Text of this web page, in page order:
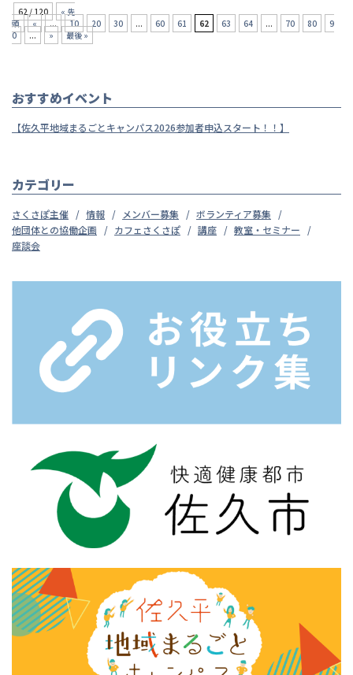
62 / 120
« 先
頭
« ... 10 20 30 ... 60 61 62 63 64 ... 70 80
9
0
... » 最後 »
おすすめイベント
【佐久平地域まるごとキャンパス2026参加者申込スタート！！】
カテゴリー
さくさぽ主催 情報 メンバー募集
ボランティア募集
他団体との協働企画
カフェさくさぽ 講座
教室・セミナー
座談会